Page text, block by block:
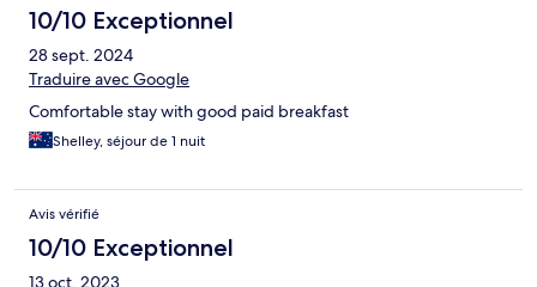
10/10 Exceptionnel
28 sept. 2024
Traduire avec Google
Comfortable stay with good paid breakfast
Shelley, séjour de 1 nuit
Avis vérifié
10/10 Exceptionnel
13 oct. 2023